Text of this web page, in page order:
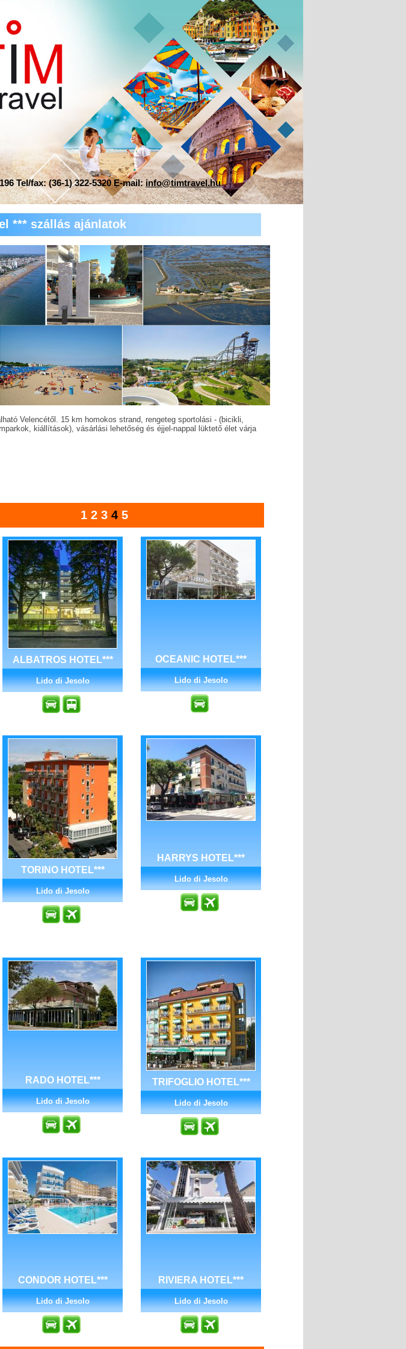
Tel/fax: (36-1) 322-5320 E-mail:info@timtravel.hu
*** szállás ajánlatok
Velencétől. 15 km homokos strand, rengeteg sportolási - (bicikli,
kiállítások), vásárlási lehetőség és éjjel-nappal lüktető élet várja
1 2 3 4 5
ALBATROS HOTEL***
Lido di Jesolo
OCEANIC HOTEL***
Lido di Jesolo
TORINO HOTEL***
Lido di Jesolo
HARRYS HOTEL***
Lido di Jesolo
RADO HOTEL***
Lido di Jesolo
TRIFOGLIO HOTEL***
Lido di Jesolo
CONDOR HOTEL***
Lido di Jesolo
RIVIERA HOTEL***
Lido di Jesolo